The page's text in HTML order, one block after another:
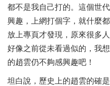
都不是我自己打的。這個世
興趣，上網打個字，就什麼
放上專頁才發現，原來很多
好像之前從未看過似的，我
的趙雲仍不夠感興趣吧！
坦白說，歷史上的趙雲的確